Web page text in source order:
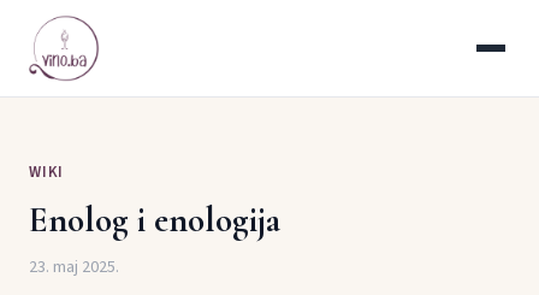
WIKI
Enolog i enologija
23. maj 2025.